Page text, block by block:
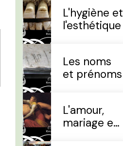
L'hygiène et
l'esthétique
Les noms
et prénoms
L'amour,
mariage et